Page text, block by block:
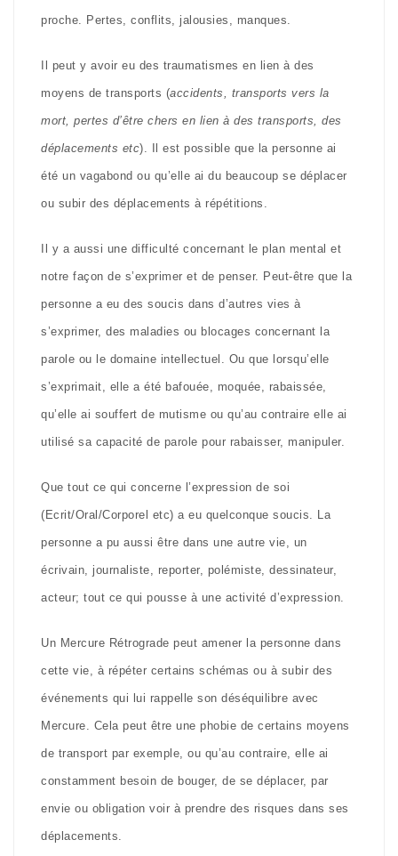
proche. Pertes, conflits, jalousies, manques.
Il peut y avoir eu des traumatismes en lien à des
moyens de transports (accidents, transports vers la
mort, pertes d’être chers en lien à des transports, des
déplacements etc). Il est possible que la personne ai
été un vagabond ou qu’elle ai du beaucoup se déplacer
ou subir des déplacements à répétitions.
Il y a aussi une difficulté concernant le plan mental et
notre façon de s’exprimer et de penser. Peut-être que la
personne a eu des soucis dans d’autres vies à
s’exprimer, des maladies ou blocages concernant la
parole ou le domaine intellectuel. Ou que lorsqu’elle
s’exprimait, elle a été bafouée, moquée, rabaissée,
qu’elle ai souffert de mutisme ou qu’au contraire elle ai
utilisé sa capacité de parole pour rabaisser, manipuler.
Que tout ce qui concerne l’expression de soi
(Ecrit/Oral/Corporel etc) a eu quelconque soucis. La
personne a pu aussi être dans une autre vie, un
écrivain, journaliste, reporter, polémiste, dessinateur,
acteur; tout ce qui pousse à une activité d’expression.
Un Mercure Rétrograde peut amener la personne dans
cette vie, à répéter certains schémas ou à subir des
événements qui lui rappelle son déséquilibre avec
Mercure. Cela peut être une phobie de certains moyens
de transport par exemple, ou qu’au contraire, elle ai
constamment besoin de bouger, de se déplacer, par
envie ou obligation voir à prendre des risques dans ses
déplacements.